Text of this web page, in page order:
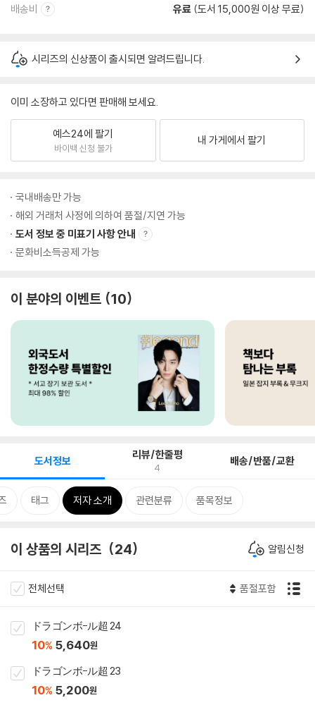
배송비 유료 (도서 15,000원 이상 무료)
시리즈의 신상품이 출시되면 알려드립니다.
이미 소장하고 있다면 판매해 보세요.
예스24에 팔기
바이백 신청 불가
내 가게에서 팔기
국내배송만 가능
해외 거래처 사정에 의하여 품절/지연 가능
도서 정보 중 미표기 사항 안내
문화비소득공제 가능
이 분야의 이벤트 10
도서정보 리뷰/한줄평
4 배송/반품/교환
태그 저자 소개 관련분류 품목정보
이 상품의 시리즈 24 알림신청
전체선택 품절포함
ドラゴンボ-ル超 24
10% 5,640원
ドラゴンボ-ル超 23
10% 5,200원